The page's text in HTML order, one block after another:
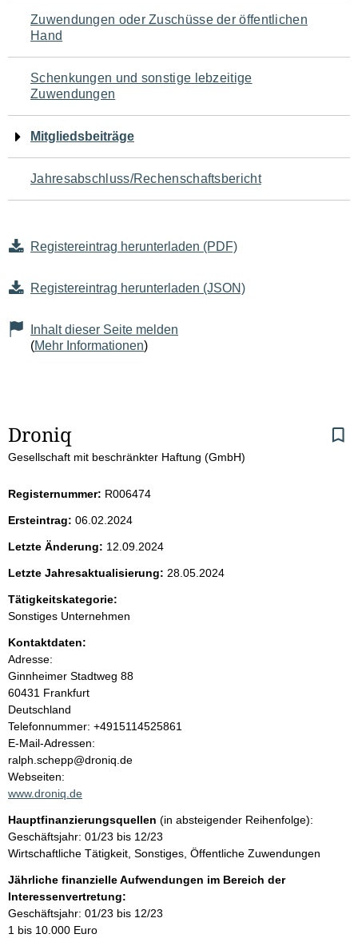
Zuwendungen oder Zuschüsse der öffentlichen
Hand
Schenkungen und sonstige lebzeitige
Zuwendungen
Mitgliedsbeiträge
Jahresabschluss/Rechenschaftsbericht
Registereintrag herunterladen (PDF)
Registereintrag herunterladen (JSON)
Inhalt dieser Seite melden
(Mehr Informationen)
S
e
i
t
e
n
i
n
h
a
l
t
Droniq
Gesellschaft mit beschränkter Haftung (GmbH)
Registernummer: R006474
Ersteintrag: 06.02.2024
Letzte Änderung: 12.09.2024
Letzte Jahresaktualisierung: 28.05.2024
Tätigkeitskategorie:
Sonstiges Unternehmen
Kontaktdaten:
Adresse:
Ginnheimer Stadtweg 88
60431 Frankfurt
Deutschland
K
o
n
t
a
t
i
n
f
o
r
m
Telefonnummer: +4915114525861
E-Mail-Adressen:
ralph.schepp@droniq.de
Webseiten:
www.droniq.de
Hauptfinanzierungsquellen (in absteigender Reihenfolge):
Geschäftsjahr: 01/23 bis 12/23
Wirtschaftliche Tätigkeit, Sonstiges, Öffentliche Zuwendungen
Jährliche finanzielle Aufwendungen im Bereich der
Interessenvertretung:
Geschäftsjahr: 01/23 bis 12/23
1 bis 10.000 Euro